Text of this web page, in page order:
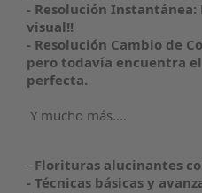
- Resolución
visual!!
- Resolución Cambio de
pero todavía encuentra
perfecta.
Y mucho más....
- Florituras alucinantes
- Técnicas básicas y